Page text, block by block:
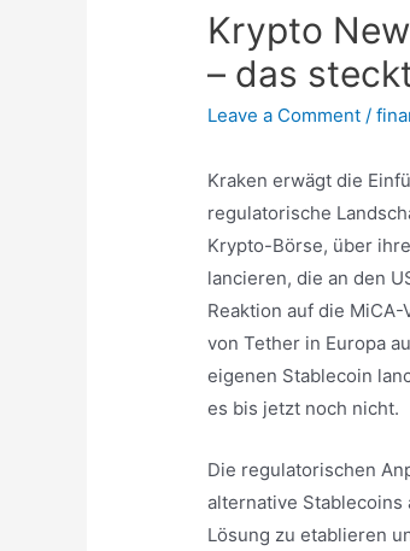
Krypto
– das
Leave a Comment /
Kraken erwägt die
regulatorische
Krypto-Börse, über
lancieren, die an den
Reaktion auf die
von Tether in Europa
eigenen Stablecoin
es bis jetzt noch nicht.
Die regulatorischen
alternative Stablecoins
Lösung zu etablieren